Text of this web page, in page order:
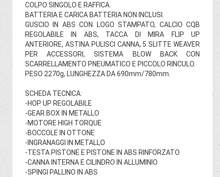
COLPO SINGOLO E RAFFICA.
BATTERIA E CARICA BATTERIA NON INCLUSI.
GUSCIO IN ABS CON LOGO STAMPATO, CALCIO CQB
REGOLABILE IN ABS, TACCA DI MIRA FLIP UP
ANTERIORE, ASTINA PULISCI CANNA, 5 SLITTE WEAVER
PER ACCESSORI, SISTEMA BLOW BACK CON
SCARRELLAMENTO PNEUMATICO E PICCOLO RINCULO.
PESO 2270g, LUNGHEZZA DA 690mm/780mm.
SCHEDA TECNICA:
-HOP UP REGOLABILE
-GEAR BOX IN METALLO
-MOTORE HIGH TORQUE
-BOCCOLE IN OTTONE
-INGRANAGGI IN METALLO
-TESTA PISTONE E PISTONE IN ABS RINFORZATO
-CANNA INTERNA E CILINDRO IN ALLUMINIO
-SPINGI PALLINO IN ABS